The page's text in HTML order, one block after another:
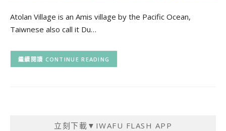
Atolan Village is an Amis village by the Pacific Ocean,
Taiwnese also call it Du…
CONTINUE READING
立刻下載▼IWAFU FLASH APP